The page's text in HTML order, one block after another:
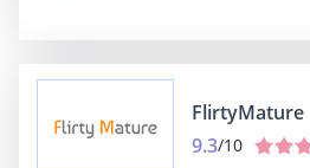
FlirtyMature
9.3/10